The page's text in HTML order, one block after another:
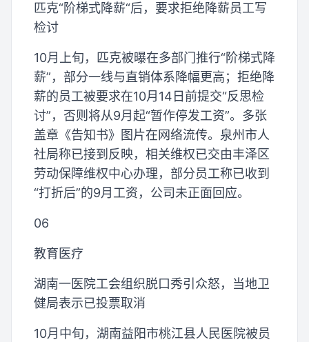
匹克“阶梯式降薪“后，要求拒绝降薪员工写
检讨
10月上旬，匹克被曝在多部门推行“阶梯式降
薪”，部分一线与直销体系降幅更高；拒绝降
薪的员工被要求在10月14日前提交“反思检
讨”，否则将从9月起“暂作停发工资”。多张
盖章《告知书》图片在网络流传。泉州市人
社局称已接到反映，相关维权已交由丰泽区
劳动保障维权中心办理，部分员工称已收到
“打折后”的9月工资，公司未正面回应。
06
教育医疗
湖南一医院工会组织脱口秀引众怒，当地卫
健局表示已投票取消
10月中旬，湖南益阳市桃江县人民医院被员